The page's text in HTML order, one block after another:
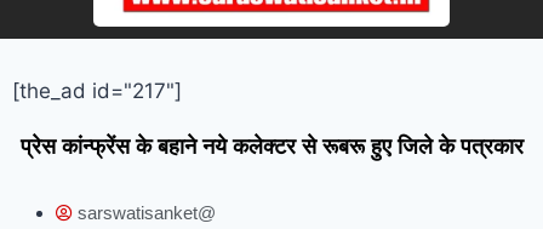
[the_ad id="217"]
प्रेस कांन्फ्रेंस के बहाने नये कलेक्टर से रूबरू हुए जिले के पत्रकार
sarswatisanket@